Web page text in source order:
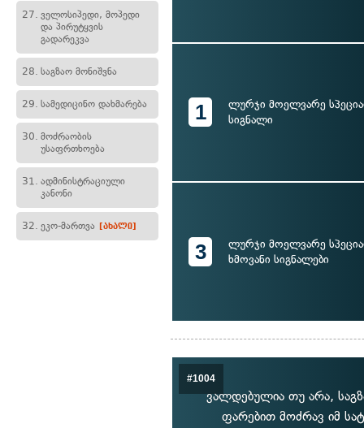
27. ველოსიპედი, მოპედი
და პირუტყვის
გადარეკვა
28. საგზაო მონიშვნა
29. სამედიცინო დახმარება
30. მოძრაობის
უსაფრთხოება
31. ადმინისტრაციული
კანონი
32. ეკო-მართვა [ახალი]
1
ლურჯი მოელვარე
სიგნალი
3
ლურჯი მოელვარე
ხმოვანი სიგნალები
#1004
ვალდებულია თუ არა,
ფარებით მოძრავ იმ